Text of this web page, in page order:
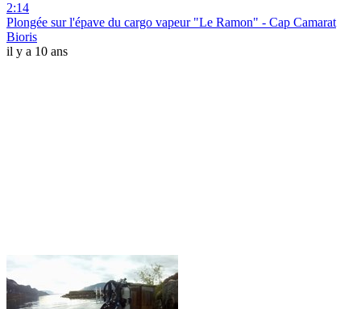
2:14
Plongée sur l'épave du cargo vapeur "Le Ramon" - Cap Camarat
Bioris
il y a 10 ans